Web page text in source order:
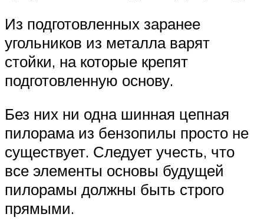
Из подготовленных заранее
угольников из металла варят
стойки, на которые крепят
подготовленную основу.
Без них ни одна шинная цепная
пилорама из бензопилы просто не
существует. Следует учесть, что
все элементы основы будущей
пилорамы должны быть строго
прямыми.